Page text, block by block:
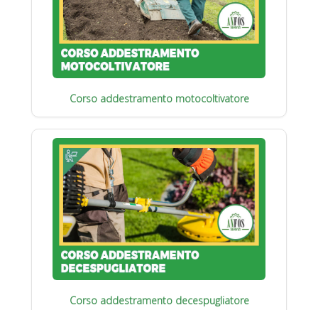
Corso addestramento motocoltivatore
Corso addestramento decespugliatore